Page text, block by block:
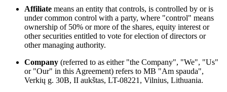
Affiliate means an entity that controls, is controlled by or is
under common control with a party, where "control" means
ownership of 50% or more of the shares, equity interest or
other securities entitled to vote for election of directors or
other managing authority.
Company (referred to as either "the Company", "We", "Us"
or "Our" in this Agreement) refers to MB "Am spauda",
Verkių g. 30B, II aukštas, LT-08221, Vilnius, Lithuania.